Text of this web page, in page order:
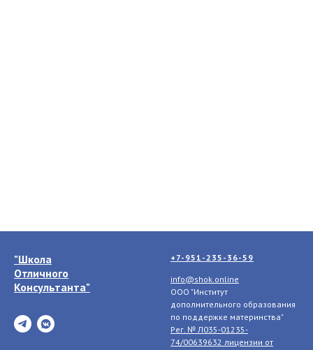
"Школа
Отличного
Консультанта"
+7-951-235-36-59
info@shok.online
ООО "Институт
дополнительного образования
по поддержке материнства"
Рег. № Л035-01235-
74/00639632 лицензии от